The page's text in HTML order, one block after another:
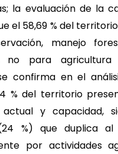
la evaluación de la
el 58,69 % del
manejo
no para agricultura
confirma en el
% del territorio
y capacidad,
%) que duplica al
por actividades